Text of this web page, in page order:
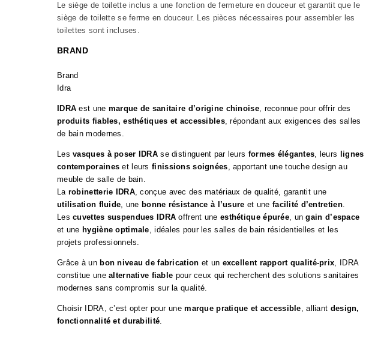
Le siège de toilette inclus a une fonction de fermeture en douceur et garantit que le
siège de toilette se ferme en douceur. Les pièces nécessaires pour assembler les
toilettes sont incluses.
BRAND
Brand
Idra
IDRA est une marque de sanitaire d’origine chinoise, reconnue pour offrir des
produits fiables, esthétiques et accessibles, répondant aux exigences des salles
de bain modernes.
Lesvasques à poser IDRA se distinguent par leurs formes élégantes, leurs
lignes
contemporaines et leursfinissions soignées, apportant une touche design au
meuble de salle de bain.
La robinetterie IDRA, conçue avec des matériaux de qualité, garantit une
utilisation fluide, une bonne résistance à l’usure et une facilité d’entretien.
Lescuvettes suspendues IDRA offrent uneesthétique épurée, ungain d’espace
et une hygiène optimale, idéales pour les salles de bain résidentielles et les
projets professionnels.
Grâce à un bon niveau de fabrication et un excellent rapport qualité-prix, IDRA
constitue unealternative fiable pour ceux qui recherchent des solutions sanitaires
modernes sans compromis sur la qualité.
Choisir IDRA, c’est opter pour unemarque pratique et accessible, alliant design,
fonctionnalité et durabilité.